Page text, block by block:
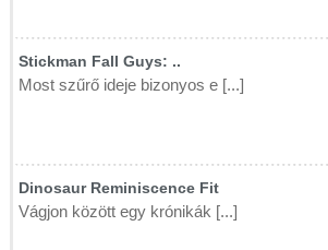
Stickman Fall Guys: ..
Most szűrő ideje bizonyos e [...]
Dinosaur Reminiscence Fit
Vágjon között egy krónikák [...]